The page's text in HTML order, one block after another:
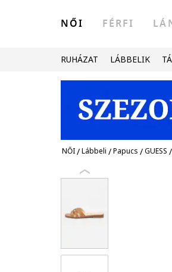
NŐI FÉRFI
RUHÁZAT LÁBBELIK
NŐI/Lábbeli /Papucs /GUESS /